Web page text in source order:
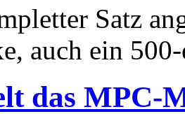
Satz
auch ein
das MPC-